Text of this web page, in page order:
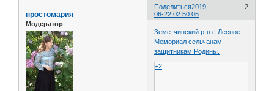
Поделиться 2
2019-
06-22 02:50:05
простомария
Модератор
Земетчинский р-н с.Лесное.
Мемориал сельчанам-
защитникам Родины.
+2